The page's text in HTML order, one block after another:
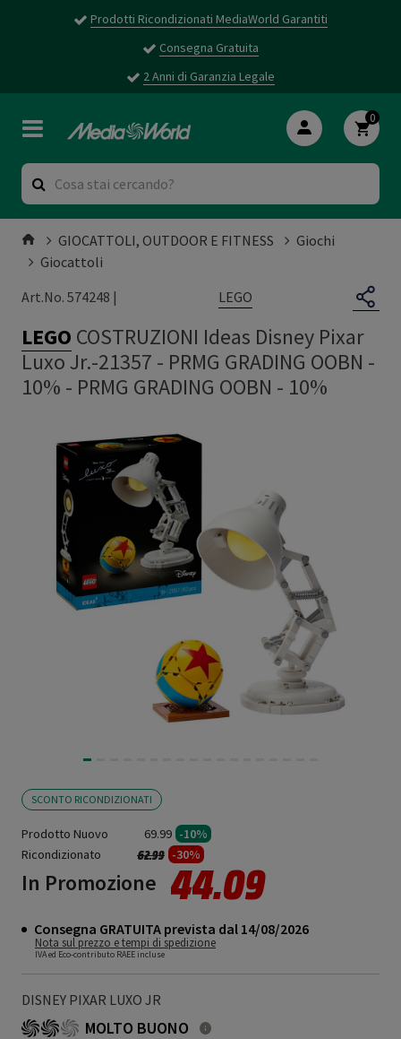
Prodotti Ricondizionati MediaWorld Garantiti
Consegna Gratuita
2 Anni di Garanzia Legale
0
GIOCATTOLI, OUTDOOR E FITNESS
Giochi
Giocattoli
Art.No. 574248 |
LEGO
LEGO COSTRUZIONI Ideas Disney Pixar
Luxo Jr.-21357 - PRMG GRADING OOBN -
10% - PRMG GRADING OOBN - 10%
SCONTO RICONDIZIONATI
Prodotto Nuovo 69.99 -10%
Ricondizionato
Prezzo ridotto da
62.99a -30%
In Promozione 44.09
Consegna GRATUITA prevista dal 14/08/2026
Nota sul prezzo e tempi di spedizione
IVA ed Eco-contributo RAEE incluse
DISNEY PIXAR LUXO JR
MOLTO BUONO